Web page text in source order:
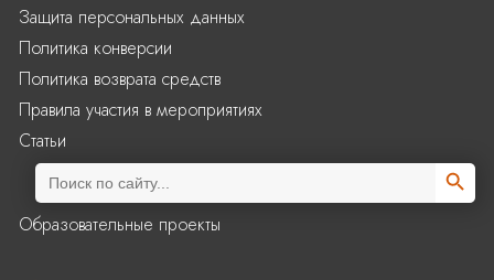
Образовательные проекты
Защита персональных данных
Политика конверсии
Политика возврата средств
Правила участия в мероприятиях
Статьи
Search
for:
Search